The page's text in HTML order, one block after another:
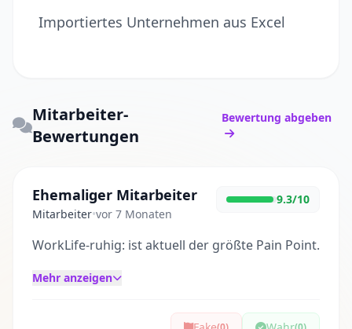
Importiertes Unternehmen aus Excel
Mitarbeiter-
Bewertungen
Bewertung abgeben
Ehemaliger Mitarbeiter
Mitarbeiter•vor 7 Monaten
9.3/10
WorkLife-ruhig: ist aktuell der größte Pain Point.
Mehr anzeigen